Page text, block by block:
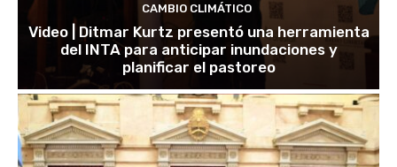
CAMBIO CLIMÁTICO
Video | Ditmar Kurtz presentó una herramienta
del INTA para anticipar inundaciones y
planificar el pastoreo